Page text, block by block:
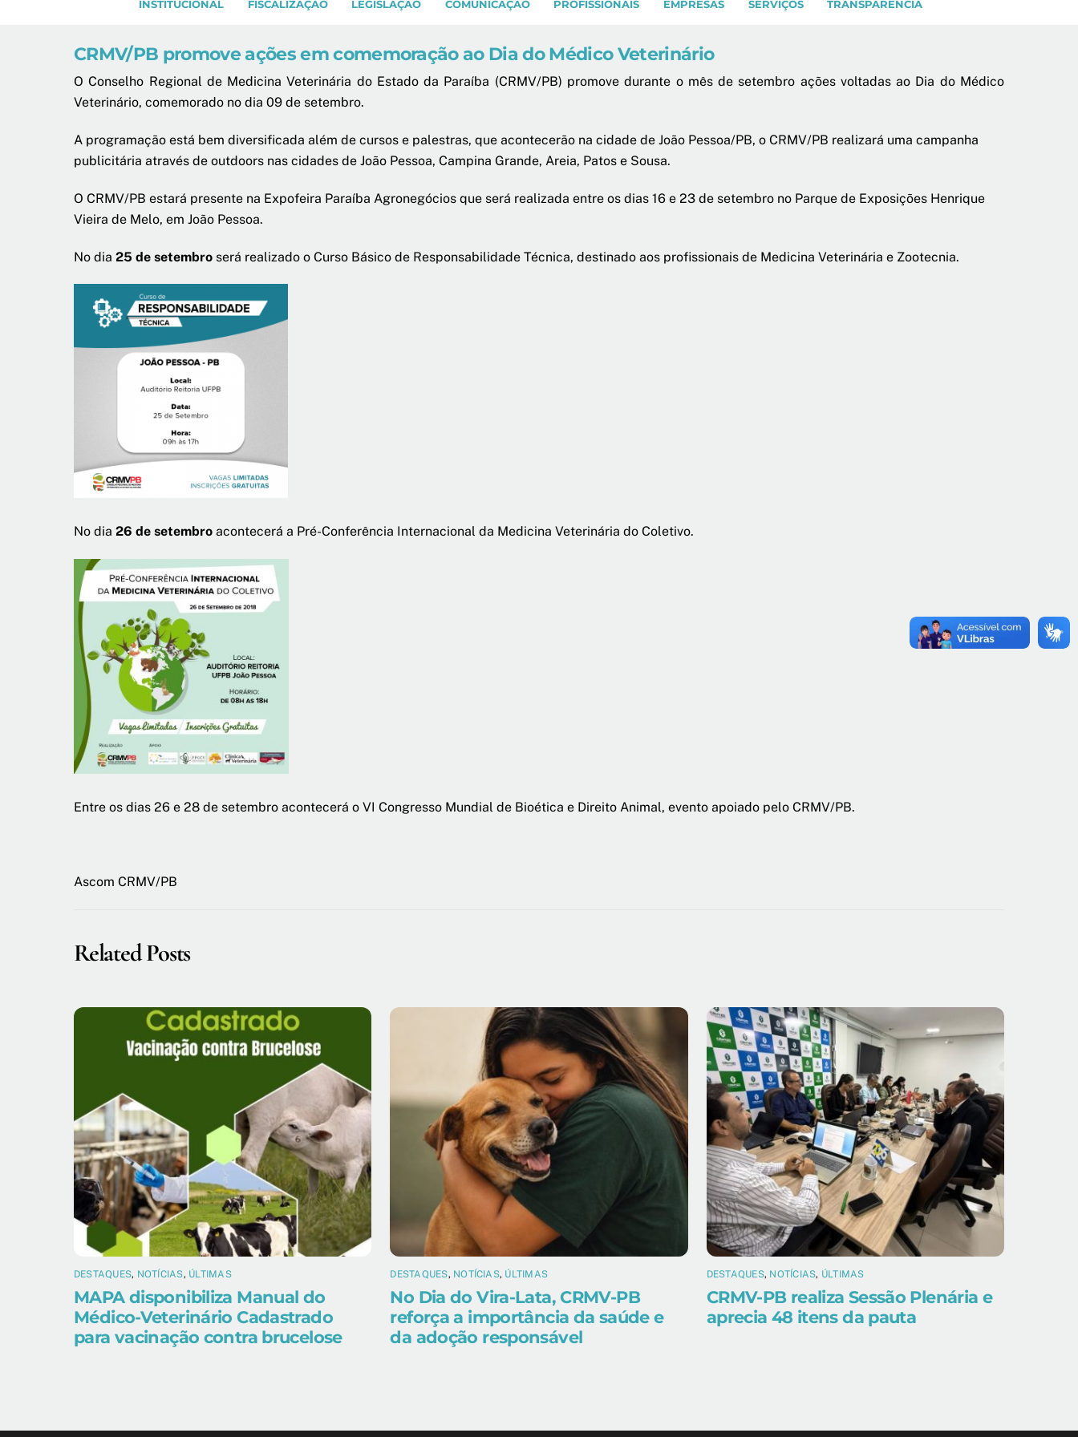
INSTITUCIONAL FISCALIZAÇÃO LEGISLAÇÃO COMUNICAÇÃO PROFISSIONAIS EMPRESAS SERVIÇOS TRANSPARÊNCIA
CRMV/PB promove ações em comemoração ao Dia do Médico Veterinário
O Conselho Regional de Medicina Veterinária do Estado da Paraíba (CRMV/PB) promove durante o mês de setembro ações voltadas ao Dia do Médico
Veterinário, comemorado no dia 09 de setembro.
A programação está bem diversificada além de cursos e palestras, que acontecerão na cidade de João Pessoa/PB, o CRMV/PB realizará uma campanha
publicitária através de outdoors nas cidades de João Pessoa, Campina Grande, Areia, Patos e Sousa.
O CRMV/PB estará presente na Expofeira Paraíba Agronegócios que será realizada entre os dias 16 e 23 de setembro no Parque de Exposições Henrique
Vieira de Melo, em João Pessoa.
No dia 25 de setembro será realizado o Curso Básico de Responsabilidade Técnica, destinado aos profissionais de Medicina Veterinária e Zootecnia.
No dia 26 de setembro acontecerá a Pré-Conferência Internacional da Medicina Veterinária do Coletivo.
Entre os dias 26 e 28 de setembro acontecerá o VI Congresso Mundial de Bioética e Direito Animal, evento apoiado pelo CRMV/PB.
Ascom CRMV/PB
Related Posts
DESTAQUES, NOTÍCIAS, ÚLTIMAS
MAPA disponibiliza Manual do
Médico-Veterinário Cadastrado
para vacinação contra brucelose
DESTAQUES, NOTÍCIAS, ÚLTIMAS
No Dia do Vira-Lata, CRMV-PB
reforça a importância da saúde e
da adoção responsável
DESTAQUES, NOTÍCIAS, ÚLTIMAS
CRMV-PB realiza Sessão Plenária e
aprecia 48 itens da pauta